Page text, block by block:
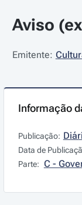
Aviso
Emitente:
Informação
Publicação:
Data de
Parte: C -